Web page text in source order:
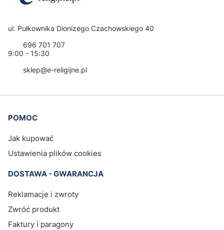
Adres:
ul. Pułkownika Dionizego Czachowskiego 40
696 701 707
9:00 - 15:30
sklep@e-religijne.pl
Linki w stopce
POMOC
Jak kupować
Ustawienia plików cookies
DOSTAWA - GWARANCJA
Reklamacje i zwroty
Zwróć produkt
Faktury i paragony